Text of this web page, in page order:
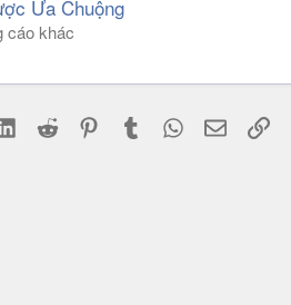
Ưa Chuộng
cáo khác
LinkedIn
Reddit PinterestTumblr WhatsApp
Email